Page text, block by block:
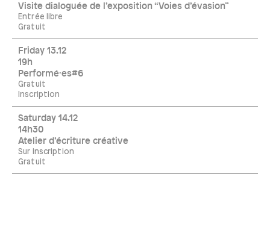
Visite dialoguée de l’exposition “Voies d’évasion”
Entrée libre
Gratuit
Friday 13.12
19h
Performé·es#6
Gratuit
Inscription
Saturday 14.12
14h30
Atelier d’écriture créative
Sur inscription
Gratuit